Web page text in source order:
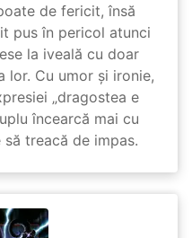
de fericit, însă
pus în pericol atunci
la iveală cu doar
lor. Cu umor și ironie,
„dragostea e
încearcă mai cu
treacă de impas.